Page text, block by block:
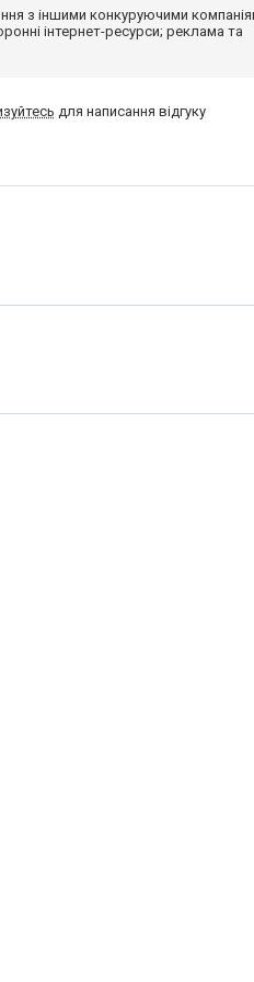
з іншими конкуруючими
інтернет-ресурси; реклама та
для написання відгуку